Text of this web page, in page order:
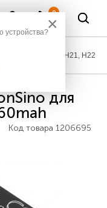
0
H21, H22
для
Код товара 1206695
×
устройства?